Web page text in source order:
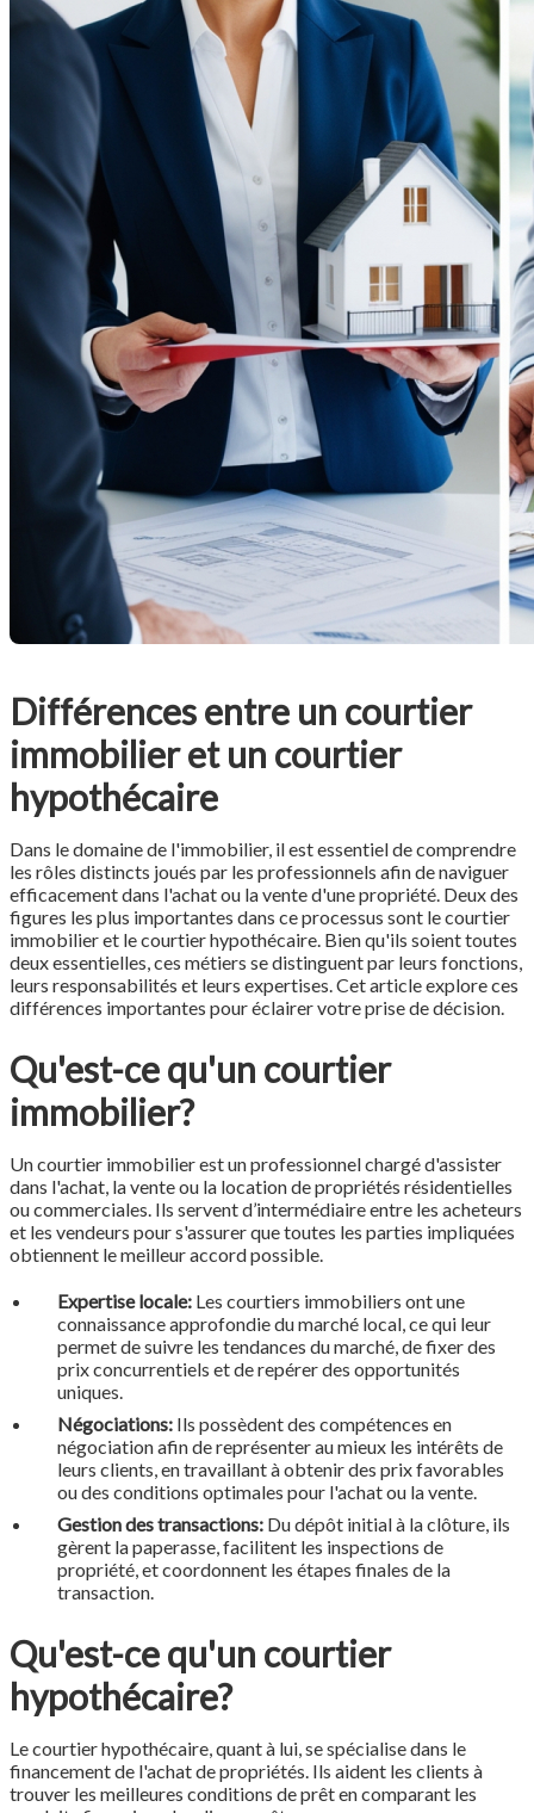
Différences entre un courtier
immobilier et un courtier
hypothécaire
Dans le domaine de l'immobilier, il est essentiel de comprendre
les rôles distincts joués par les professionnels afin de naviguer
efficacement dans l'achat ou la vente d'une propriété. Deux des
figures les plus importantes dans ce processus sont le courtier
immobilier et le courtier hypothécaire. Bien qu'ils soient toutes
deux essentielles, ces métiers se distinguent par leurs fonctions,
leurs responsabilités et leurs expertises. Cet article explore ces
différences importantes pour éclairer votre prise de décision.
Qu'est-ce qu'un courtier
immobilier?
Un courtier immobilier est un professionnel chargé d'assister
dans l'achat, la vente ou la location de propriétés résidentielles
ou commerciales. Ils servent d’intermédiaire entre les acheteurs
et les vendeurs pour s'assurer que toutes les parties impliquées
obtiennent le meilleur accord possible.
Expertise locale: Les courtiers immobiliers ont une
connaissance approfondie du marché local, ce qui leur
permet de suivre les tendances du marché, de fixer des
prix concurrentiels et de repérer des opportunités
uniques.
Négociations: Ils possèdent des compétences en
négociation afin de représenter au mieux les intérêts de
leurs clients, en travaillant à obtenir des prix favorables
ou des conditions optimales pour l'achat ou la vente.
Gestion des transactions: Du dépôt initial à la clôture, ils
gèrent la paperasse, facilitent les inspections de
propriété, et coordonnent les étapes finales de la
transaction.
Qu'est-ce qu'un courtier
hypothécaire?
Le courtier hypothécaire, quant à lui, se spécialise dans le
financement de l'achat de propriétés. Ils aident les clients à
trouver les meilleures conditions de prêt en comparant les